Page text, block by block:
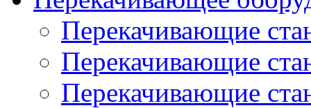
Перекачивающие
Перекачивающие
Перекачивающие